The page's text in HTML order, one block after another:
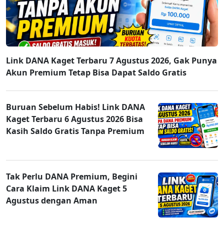
Link DANA Kaget Terbaru 7 Agustus 2026, Gak Punya
Akun Premium Tetap Bisa Dapat Saldo Gratis
Buruan Sebelum Habis! Link DANA
Kaget Terbaru 6 Agustus 2026 Bisa
Kasih Saldo Gratis Tanpa Premium
Tak Perlu DANA Premium, Begini
Cara Klaim Link DANA Kaget 5
Agustus dengan Aman